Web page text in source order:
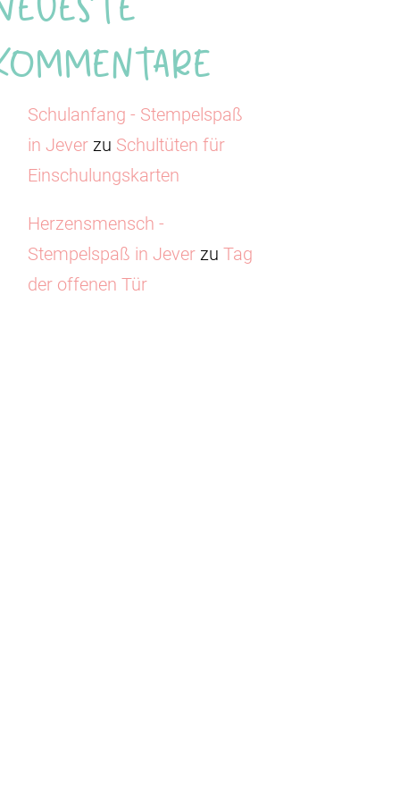
Schulanfang - Stempelspaß
in Jever zu Schultüten für
Einschulungskarten
Herzensmensch -
Stempelspaß in Jever zu Tag
der offenen Tür